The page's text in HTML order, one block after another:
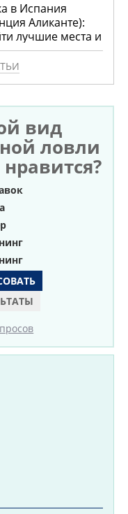
в Испания
Аликанте):
лучшие места и
вид
ловли